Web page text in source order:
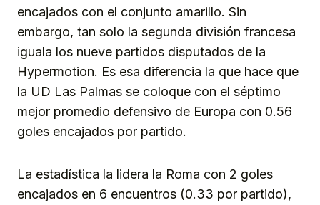
encajados con el conjunto amarillo. Sin
embargo, tan solo la segunda división francesa
iguala los nueve partidos disputados de la
Hypermotion. Es esa diferencia la que hace que
la UD Las Palmas se coloque con el séptimo
mejor promedio defensivo de Europa con 0.56
goles encajados por partido.
La estadística la lidera la Roma con 2 goles
encajados en 6 encuentros (0.33 por partido),